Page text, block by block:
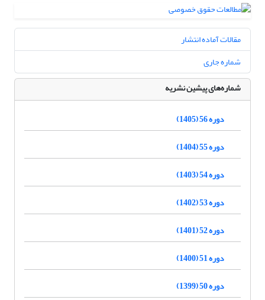
مقالات آماده انتشار
شماره جاری
شماره‌های پیشین نشریه
دوره 56 (1405)
دوره 55 (1404)
دوره 54 (1403)
دوره 53 (1402)
دوره 52 (1401)
دوره 51 (1400)
دوره 50 (1399)